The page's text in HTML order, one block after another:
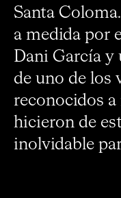
Santa
a medida por
Dani García y
de uno de los
reconocidos
hicieron de
inolvidable